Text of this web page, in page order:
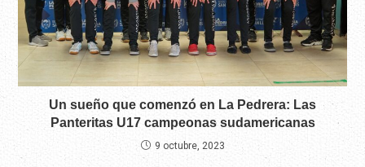
Un sueño que comenzó en La Pedrera: Las
Panteritas U17 campeonas sudamericanas
9 octubre, 2023